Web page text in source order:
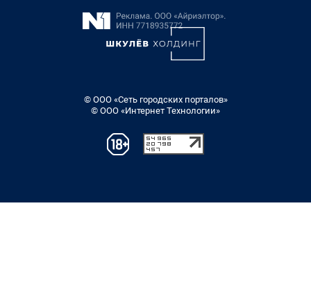
© ООО «Сеть городских порталов»
© ООО «Интернет Технологии»